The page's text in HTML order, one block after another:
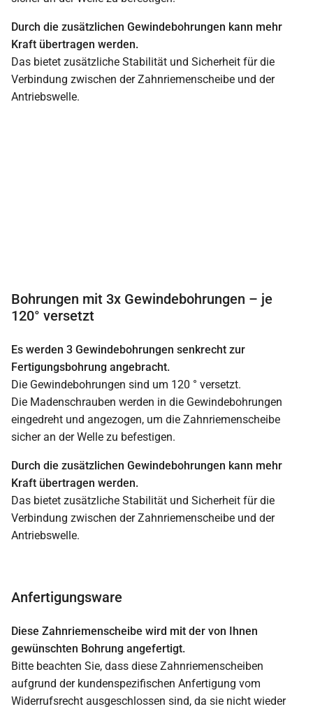
Durch die zusätzlichen Gewindebohrungen kann mehr
Kraft übertragen werden.
Das bietet zusätzliche Stabilität und Sicherheit für die
Verbindung zwischen der Zahnriemenscheibe und der
Antriebswelle.
Bohrungen mit 3x Gewindebohrungen – je
120° versetzt
Es werden 3 Gewindebohrungen senkrecht zur
Fertigungsbohrung angebracht.
Die Gewindebohrungen sind um 120 ° versetzt.
Die Madenschrauben werden in die Gewindebohrungen
eingedreht und angezogen, um die Zahnriemenscheibe
sicher an der Welle zu befestigen.
Durch die zusätzlichen Gewindebohrungen kann mehr
Kraft übertragen werden.
Das bietet zusätzliche Stabilität und Sicherheit für die
Verbindung zwischen der Zahnriemenscheibe und der
Antriebswelle.
Anfertigungsware
Diese Zahnriemenscheibe wird mit der von Ihnen
gewünschten Bohrung angefertigt.
Bitte beachten Sie, dass diese Zahnriemenscheiben
aufgrund der kundenspezifischen Anfertigung vom
Widerrufsrecht ausgeschlossen sind, da sie nicht wieder